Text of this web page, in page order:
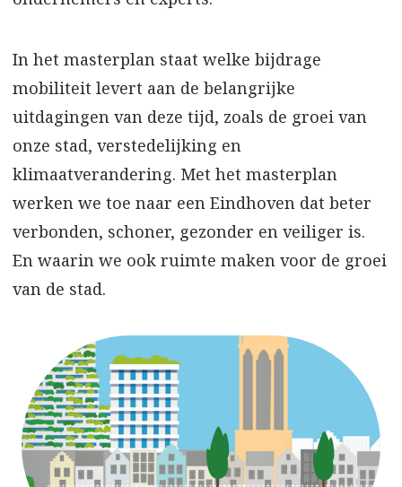
In het masterplan staat welke bijdrage
mobiliteit levert aan de belangrijke
uitdagingen van deze tijd, zoals de groei van
onze stad, verstedelijking en
klimaatverandering. Met het masterplan
werken we toe naar een Eindhoven dat beter
verbonden, schoner, gezonder en veiliger is.
En waarin we ook ruimte maken voor de groei
van de stad.